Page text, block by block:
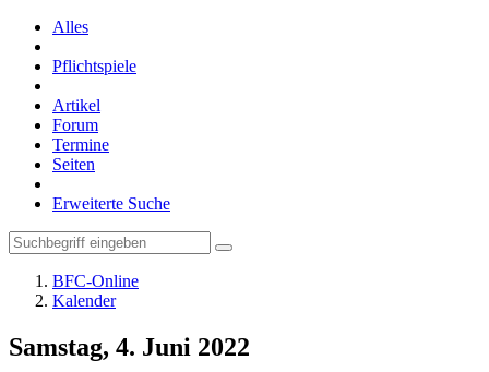
Alles
Pflichtspiele
Artikel
Forum
Termine
Seiten
Erweiterte Suche
BFC-Online
Kalender
Samstag, 4. Juni 2022